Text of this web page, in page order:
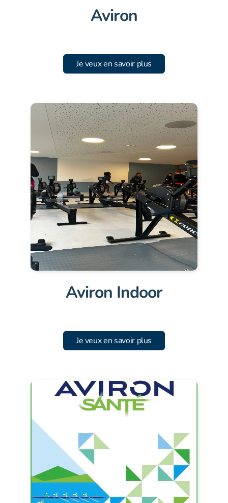
Aviron
Je veux en savoir plus
Aviron Indoor
Je veux en savoir plus